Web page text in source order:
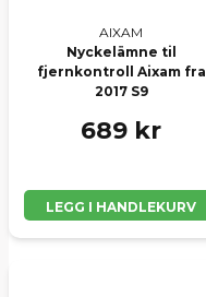
AIXAM
Nyckelämne til
fjernkontroll Aixam fra
2017 S9
689 kr
LEGG I HANDLEKURV